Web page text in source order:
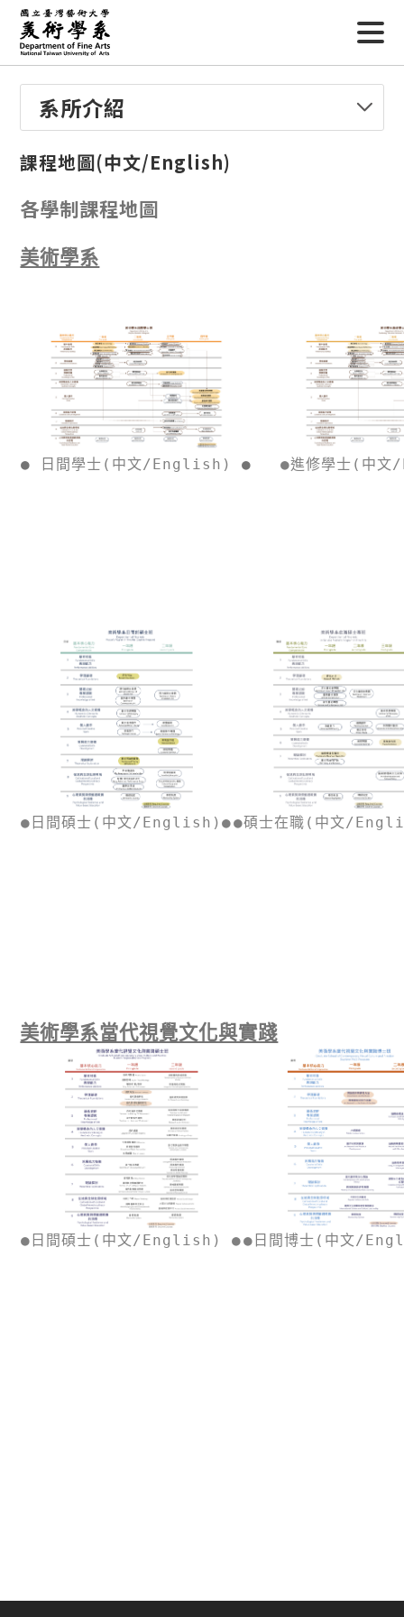
系所介紹
課程地圖(中文/English)
各學制課程地圖
美術學系
● 日間學士(中文/English) ● ●進修學士(中
● 日間碩士(中文/English)●●碩士在職(中文/
美術學系當代視覺文化與實踐
● 日間碩士(中文/English) ●● 日間博士(中文/